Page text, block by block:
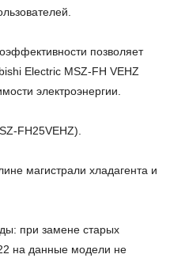
позволяет
Electric MSZ-FH VEHZ
электроэнергии.
FH25VEHZ).
магистрали хладагента и
при замене старых
на данные модели не